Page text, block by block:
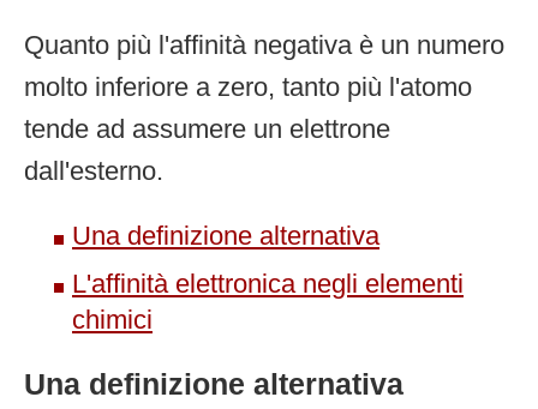
Quanto più l'affinità negativa è un numero
molto inferiore a zero, tanto più l'atomo
tende ad assumere un elettrone
dall'esterno.
Una definizione alternativa
L'affinità elettronica negli elementi
chimici
Una definizione alternativa